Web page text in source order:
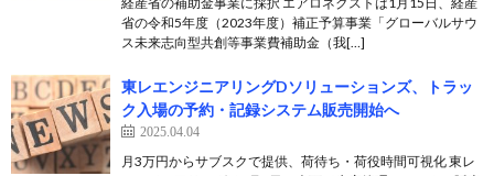
省の令和5年度（2023年度）補正予算事業「グローバルサウ
ス未来志向型共創等事業費補助金（我[…]
東レエンジニアリングDソリューションズ、トラッ
ク入場の予約・記録システム販売開始へ
2025.04.04
月3万円からサブスクで提供、荷待ち・荷役時間可視化 東レ